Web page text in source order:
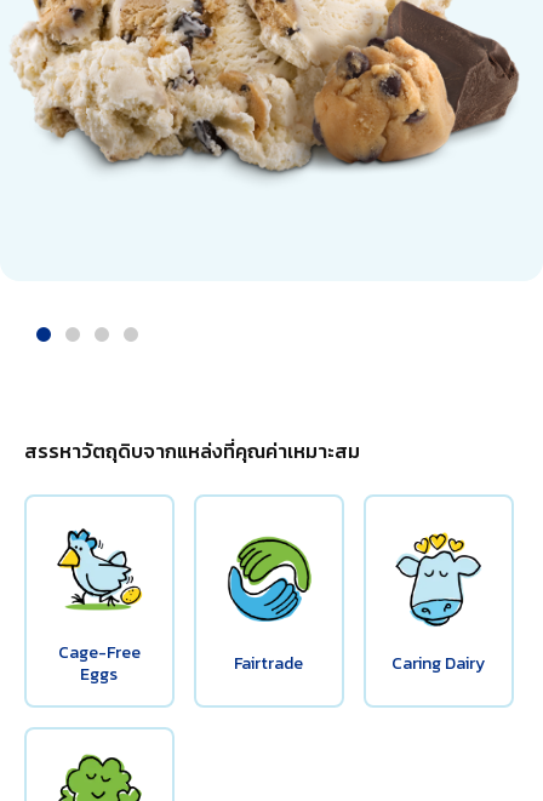
สรรหาวัตถุดิบจากแหล่งที่คุณค่าเหมาะสม
Cage-Free
Eggs
Fairtrade Caring Dairy